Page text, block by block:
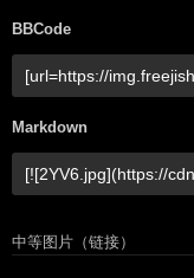
BBCode
Markdown
中等图片（链接）